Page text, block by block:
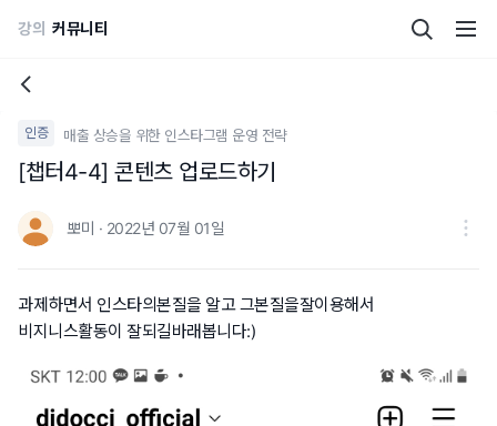
강의 커뮤니티
인증 매출 상승을 위한 인스타그램 운영 전략
[챕터4-4] 콘텐츠 업로드하기
뽀미 · 2022년 07월 01일
과제하면서 인스타의본질을 알고 그본질을잘이용해서
비지니스활동이 잘되길바래봅니다:)